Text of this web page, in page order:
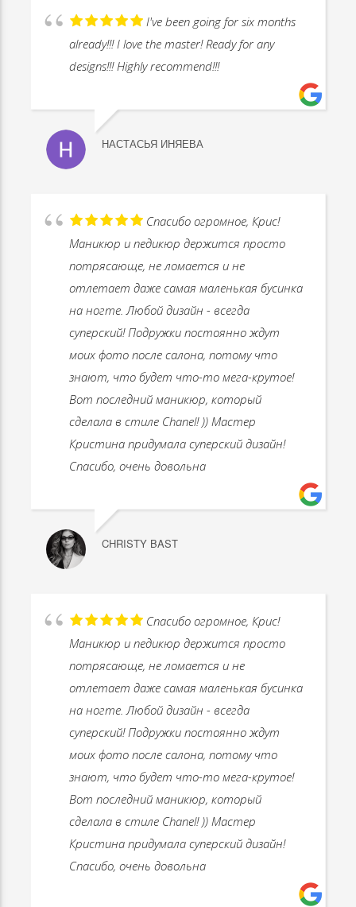
I've been going for six months
already!!! I love the master! Ready for any
designs!!! Highly recommend!!!
НАСТАСЬЯ ИНЯЕВА
Спасибо огромное, Крис!
Маникюр и педикюр держится просто
потрясающе, не ломается и не
отлетает даже самая маленькая бусинка
на ногте. Любой дизайн - всегда
суперский! Подружки постоянно ждут
моих фото после салона, потому что
знают, что будет что-то мега-крутое!
Вот последний маникюр, который
сделала в стиле Chanel! )) Мастер
Кристина придумала суперский дизайн!
Спасибо, очень довольна
CHRISTY BAST
Спасибо огромное, Крис!
Маникюр и педикюр держится просто
потрясающе, не ломается и не
отлетает даже самая маленькая бусинка
на ногте. Любой дизайн - всегда
суперский! Подружки постоянно ждут
моих фото после салона, потому что
знают, что будет что-то мега-крутое!
Вот последний маникюр, который
сделала в стиле Chanel! )) Мастер
Кристина придумала суперский дизайн!
Спасибо, очень довольна